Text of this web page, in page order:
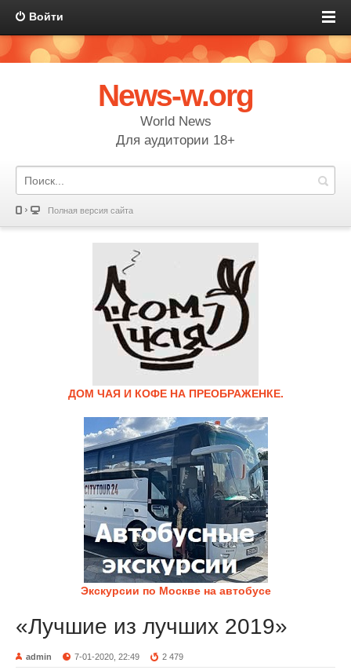
Войти
News-w.org
World News
Для аудитории 18+
Полная версия сайта
ДОМ ЧАЯ И КОФЕ НА ПРЕОБРАЖЕНКЕ.
Экскурсии по Москве на автобусе
«Лучшие из лучших 2019»
admin 7-01-2020, 22:49 2 479